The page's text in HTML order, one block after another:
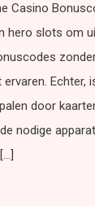
Casino
hero slots om
Echter,
door
nodige